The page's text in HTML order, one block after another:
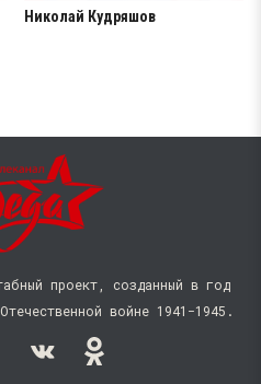
Николай Кудряшов
проект, созданный в год
войне 1941−1945.